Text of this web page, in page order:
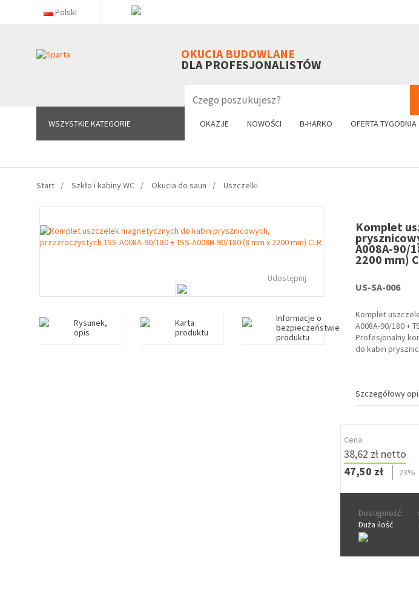
Polski
OKUCIA BUDOWLANE
DLA PROFESJONALISTÓW
WSZYSTKIE KATEGORIE OKAZJE NOWOŚCI B-HARKO OFERTA TYGODNIA
WSZYSTKIE KATEGORIE
Start Szkło i kabiny WC Okucia do saun Uszczelki
Udostępnij
Rysunek,
opis
Karta
produktu
Informacje o
bezpieczeństwie
produktu
Komplet
A008A-90/
2200 mm)
US-SA-006
Komplet
A008A-90/180 +
Profesjonalny
do kabin
Szczegółowy
Cena:
38,62 zł netto
47,50 zł
23%
Dostępność:
Duża ilość